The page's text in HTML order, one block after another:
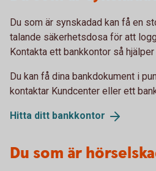
Du som är synskadad kan få en
talande säkerhetsdosa för att
Kontakta ett bankkontor så
Du kan få dina bankdokument i
kontaktar Kundcenter eller ett
Hitta ditt bankkontor
Du som är